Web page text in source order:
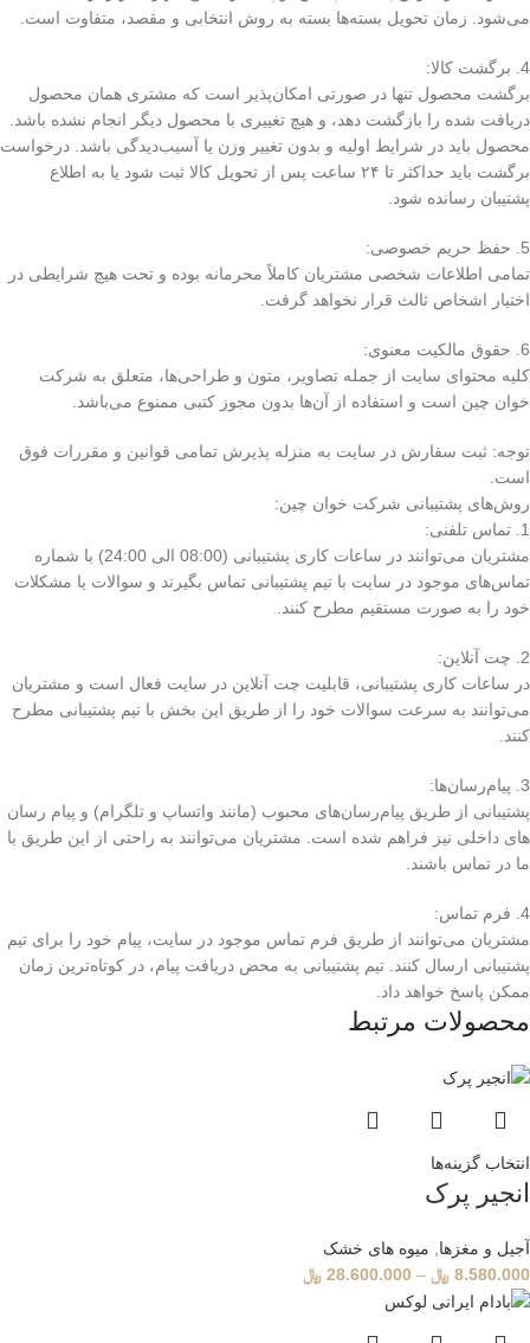
می‌شود. زمان تحویل بسته‌ها بسته به روش انتخابی و مقصد، متفاوت است.
4. برگشت کالا:
برگشت محصول تنها در صورتی امکان‌پذیر است که مشتری همان محصول
دریافت شده را بازگشت دهد، و هیچ تغییری با محصول دیگر انجام نشده باشد.
محصول باید در شرایط اولیه و بدون تغییر وزن یا آسیب‌دیدگی باشد. درخواست
برگشت باید حداکثر تا ۲۴ ساعت پس از تحویل کالا ثبت شود یا به اطلاع
پشتیبان رسانده شود.
5. حفظ حریم خصوصی:
تمامی اطلاعات شخصی مشتریان کاملاً محرمانه بوده و تحت هیچ شرایطی در
اختیار اشخاص ثالث قرار نخواهد گرفت.
6. حقوق مالکیت معنوی:
کلیه محتوای سایت از جمله تصاویر، متون و طراحی‌ها، متعلق به شرکت
خوان چین است و استفاده از آن‌ها بدون مجوز کتبی ممنوع می‌باشد.
توجه: ثبت سفارش در سایت به منزله پذیرش تمامی قوانین و مقررات فوق
است.
روش‌های پشتیبانی شرکت خوان چین:
1. تماس تلفنی:
مشتریان می‌توانند در ساعات کاری پشتیبانی (08:00 الی 24:00) با شماره
تماس‌های موجود در سایت با تیم پشتیبانی تماس بگیرند و سوالات یا مشکلات
خود را به صورت مستقیم مطرح کنند.
2. چت آنلاین:
در ساعات کاری پشتیبانی، قابلیت چت آنلاین در سایت فعال است و مشتریان
می‌توانند به سرعت سوالات خود را از طریق این بخش با تیم پشتیبانی مطرح
کنند.
3. پیام‌رسان‌ها:
پشتیبانی از طریق پیام‌رسان‌های محبوب (مانند واتساپ و تلگرام) و پیام رسان
های داخلی نیز فراهم شده است. مشتریان می‌توانند به راحتی از این طریق با
ما در تماس باشند.
4. فرم تماس:
مشتریان می‌توانند از طریق فرم تماس موجود در سایت، پیام خود را برای تیم
پشتیبانی ارسال کنند. تیم پشتیبانی به محض دریافت پیام، در کوتاه‌ترین زمان
ممکن پاسخ خواهد داد.
محصولات مرتبط
انتخاب گزینه‌ها
انجیر پرک
آجیل و مغزها
میوه های خشک
8.580.000 ﷼ –
28.600.000 ﷼